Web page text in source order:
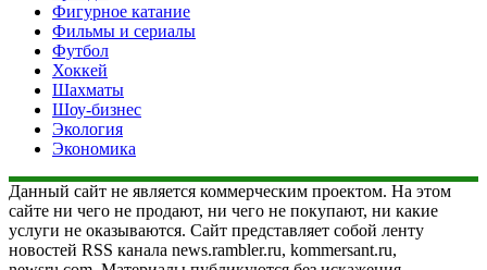
Фигурное катание
Фильмы и сериалы
Футбол
Хоккей
Шахматы
Шоу-бизнес
Экология
Экономика
Данный сайт не является коммерческим проектом. На этом
сайте ни чего не продают, ни чего не покупают, ни какие
услуги не оказываются. Сайт представляет собой ленту
новостей RSS канала news.rambler.ru, kommersant.ru,